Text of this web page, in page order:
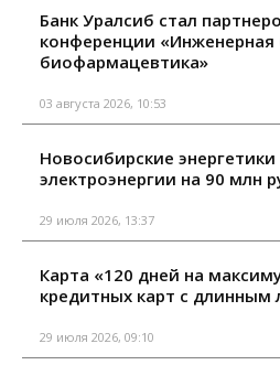
Банк Уралсиб стал
конференции «Инженерная
биофармацевтика»
03 августа 2026, 10:53
Новосибирские
электроэнергии на 90 млн
29 июля 2026, 13:37
Карта «120 дней на
кредитных карт с
29 июля 2026, 09:10